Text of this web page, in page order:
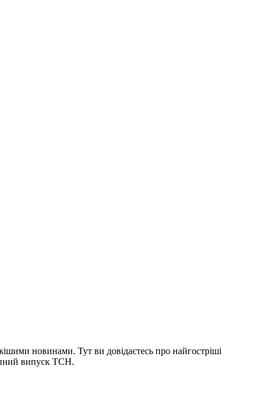
новинами. Тут ви довідаєтесь про найгостріші
випуск ТСН.